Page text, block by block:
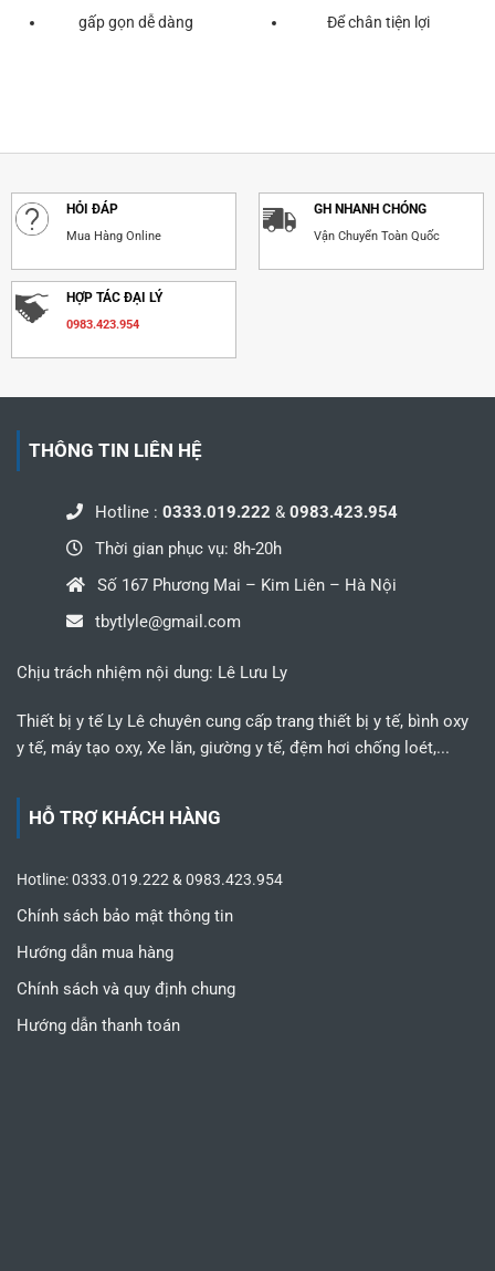
gấp gọn dễ dàng
Để chân tiện lợi
HỎI ĐÁP
Mua Hàng Online
GH NHANH CHÓNG
Vận Chuyển Toàn Quốc
HỢP TÁC ĐẠI LÝ
0983.423.954
THÔNG TIN LIÊN HỆ
Hotline : 0333.019.222 & 0983.423.954
Thời gian phục vụ: 8h-20h
Số 167 Phương Mai – Kim Liên – Hà Nội
tbytlyle@gmail.com
Chịu trách nhiệm nội dung: Lê Lưu Ly
Thiết bị y tế Ly Lê chuyên cung cấp trang thiết bị y tế, bình oxy
y tế, máy tạo oxy, Xe lăn, giường y tế, đệm hơi chống loét,...
HỖ TRỢ KHÁCH HÀNG
Hotline: 0333.019.222 & 0983.423.954
Chính sách bảo mật thông tin
Hướng dẫn mua hàng
Chính sách và quy định chung
Hướng dẫn thanh toán